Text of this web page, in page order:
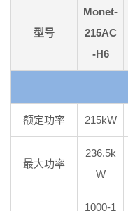
型号
Monet-
215AC
-H6
额定功率 215kW
最大功率
236.5k
W
1000-1